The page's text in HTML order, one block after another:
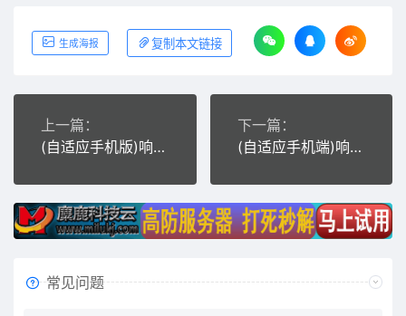
生成海报 复制本文链接
上一篇：
(自适应手机版)响应式高端藏酒酒业酒窖网站源码 HTML5葡萄酒酒业网站织梦模板
下一篇：
(自适应手机端)响应式家政保姆类网站源码 html5保洁家政服务类网站织梦模板
常见问题